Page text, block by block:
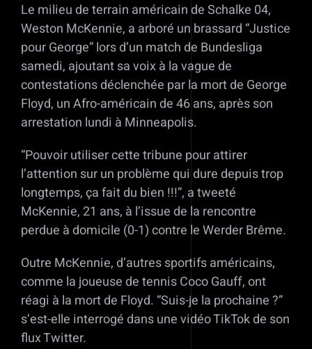
Le milieu de terrain américain de Schalke 04,
Weston McKennie, a arboré un brassard “Justice
pour George” lors d’un match de Bundesliga
samedi, ajoutant sa voix à la vague de
contestations déclenchée par la mort de George
Floyd, un Afro-américain de 46 ans, après son
arrestation lundi à Minneapolis.
“Pouvoir utiliser cette tribune pour attirer
l’attention sur un problème qui dure depuis trop
longtemps, ça fait du bien !!!”, a tweeté
McKennie, 21 ans, à l’issue de la rencontre
perdue à domicile (0-1) contre le Werder Brême.
Outre McKennie, d’autres sportifs américains,
comme la joueuse de tennis Coco Gauff, ont
réagi à la mort de Floyd. “Suis-je la prochaine ?”
s’est-elle interrogé dans une vidéo TikTok de son
flux Twitter.